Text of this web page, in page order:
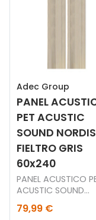
Adec Group
PANEL
PET ACUSTIC
SOUND
FIELTRO GRIS
60x240
PANEL ACUSTICO
ACUSTIC SOUND
NORDISH / FIELTRO
60 x 240 CM.
79,99 €